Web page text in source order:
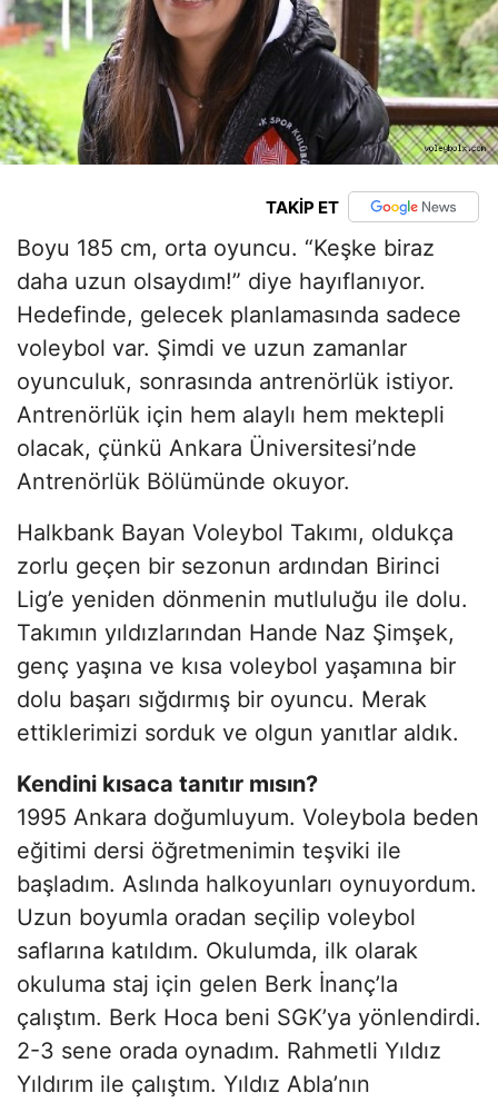
TAKİP ET
Boyu 185 cm, orta oyuncu. “Keşke biraz
daha uzun olsaydım!” diye hayıflanıyor.
Hedefinde, gelecek planlamasında sadece
voleybol var. Şimdi ve uzun zamanlar
oyunculuk, sonrasında antrenörlük istiyor.
Antrenörlük için hem alaylı hem mektepli
olacak, çünkü Ankara Üniversitesi’nde
Antrenörlük Bölümünde okuyor.
Halkbank Bayan Voleybol Takımı, oldukça
zorlu geçen bir sezonun ardından Birinci
Lig’e yeniden dönmenin mutluluğu ile dolu.
Takımın yıldızlarından Hande Naz Şimşek,
genç yaşına ve kısa voleybol yaşamına bir
dolu başarı sığdırmış bir oyuncu. Merak
ettiklerimizi sorduk ve olgun yanıtlar aldık.
Kendini kısaca tanıtır mısın?
1995 Ankara doğumluyum. Voleybola beden
eğitimi dersi öğretmenimin teşviki ile
başladım. Aslında halkoyunları oynuyordum.
Uzun boyumla oradan seçilip voleybol
saflarına katıldım. Okulumda, ilk olarak
okuluma staj için gelen Berk İnanç’la
çalıştım. Berk Hoca beni SGK’ya yönlendirdi.
2-3 sene orada oynadım. Rahmetli Yıldız
Yıldırım ile çalıştım. Yıldız Abla’nın